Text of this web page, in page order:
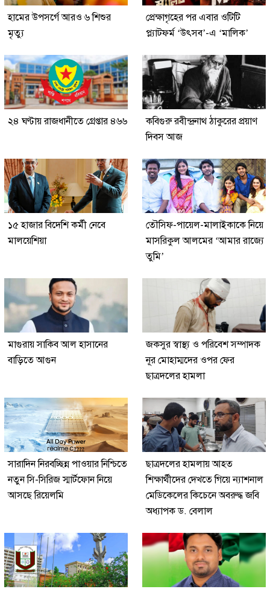
হামের উপসর্গে আরও ৬ শিশুর
মৃত্যু
প্রেক্ষাগৃহের পর এবার ওটিটি
প্ল্যাটফর্ম ‘উৎসব’-এ ‘মালিক’
২৪ ঘণ্টায় রাজধানীতে গ্রেপ্তার ৪৬৬
কবিগুরু রবীন্দ্রনাথ ঠাকুরের প্রয়াণ
দিবস আজ
১৫ হাজার বিদেশি কর্মী নেবে
মালয়েশিয়া
তৌসিফ-পায়েল-মালাইকাকে নিয়ে
মাসরিকুল আলমের ‘আমার রাজ্যে
তুমি’
মাগুরায় সাকিব আল হাসানের
বাড়িতে আগুন
জকসুর স্বাস্থ্য ও পরিবেশ সম্পাদক
নূর মোহাম্মদের ওপর ফের
ছাত্রদলের হামলা
সারাদিন নিরবচ্ছিন্ন পাওয়ার নিশ্চিতে
নতুন সি-সিরিজ স্মার্টফোন নিয়ে
আসছে রিয়েলমি
ছাত্রদলের হামলায় আহত
শিক্ষার্থীদের দেখতে গিয়ে ন্যাশনাল
মেডিকেলের কিচেনে অবরুদ্ধ জবি
অধ্যাপক ড. বেলাল